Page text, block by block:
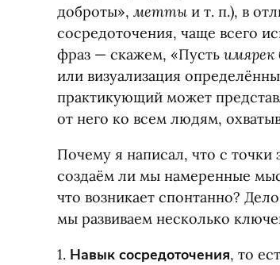
доброты», метты и т. п.), в
сосредоточения, чаще всего
фраз — скажем, «Пусть имярек
или визуализация
практикующий может
от него ко всем людям,
Почему я написал, что с точки
создаём ли мы намеренные
что возникает спонтанно?
мы развиваем несколько
1. Навык сосредоточения, то